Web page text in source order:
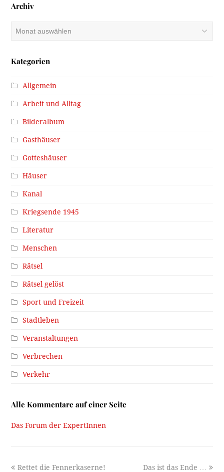
Archiv
Archiv
Kategorien
Allgemein
Arbeit und Alltag
Bilderalbum
Gasthäuser
Gotteshäuser
Häuser
Kanal
Kriegsende 1945
Literatur
Menschen
Rätsel
Rätsel gelöst
Sport und Freizeit
Stadtleben
Veranstaltungen
Verbrechen
Verkehr
Alle Kommentare auf einer Seite
Das Forum der ExpertInnen
previous
Rettet die Fennerkaserne! next
Das ist das Ende …